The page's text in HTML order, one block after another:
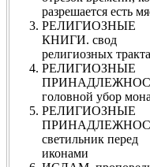
разрешается есть
РЕЛИГИОЗНЫЕ
КНИГИ. свод
религиозных
РЕЛИГИОЗНЫЕ
головной убор
РЕЛИГИОЗНЫЕ
светильник перед
иконами